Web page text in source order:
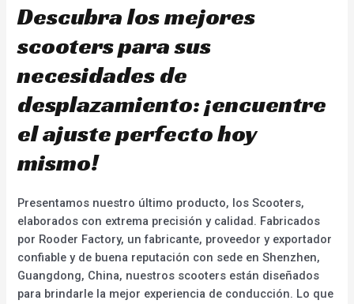
Descubra los mejores
scooters para sus
necesidades de
desplazamiento: ¡encuentre
el ajuste perfecto hoy
mismo!
Presentamos nuestro último producto, los Scooters,
elaborados con extrema precisión y calidad. Fabricados
por Rooder Factory, un fabricante, proveedor y exportador
confiable y de buena reputación con sede en Shenzhen,
Guangdong, China, nuestros scooters están diseñados
para brindarle la mejor experiencia de conducción. Lo que